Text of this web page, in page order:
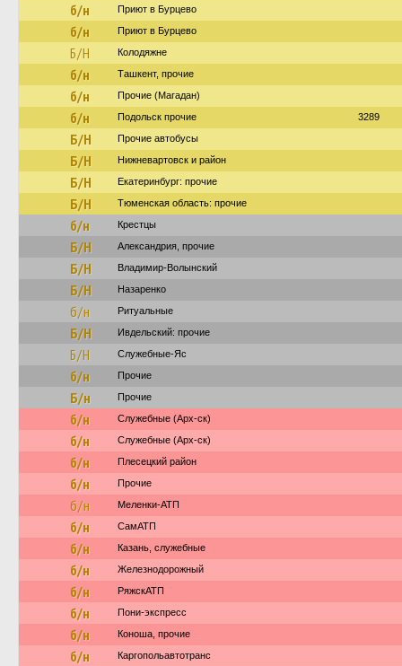
б/н Приют в Бурцево
б/н Приют в Бурцево
Б/Н Колодяжне
б/н Ташкент, прочие
б/н Прочие (Магадан)
б/н Подольск прочие 3289
Б/Н Прочие автобусы
Б/Н Нижневартовск и район
Б/Н Екатеринбург: прочие
Б/Н Тюменская область: прочие
б/н Крестцы
Б/Н Александрия, прочие
Б/Н Владимир-Волынский
Б/Н Назаренко
б/н Ритуальные
Б/Н Ивдельский: прочие
Б/Н Служебные-Яс
б/н Прочие
Б/н Прочие
б/н Служебные (Арх-ск)
б/н Служебные (Арх-ск)
б/н Плесецкий район
б/н Прочие
б/н Меленки-АТП
б/н СамАТП
б/н Казань, служебные
б/н Железнодорожный
б/н РяжскАТП
б/н Пони-экспресс
б/н Коноша, прочие
б/н Каргопольавтотранс